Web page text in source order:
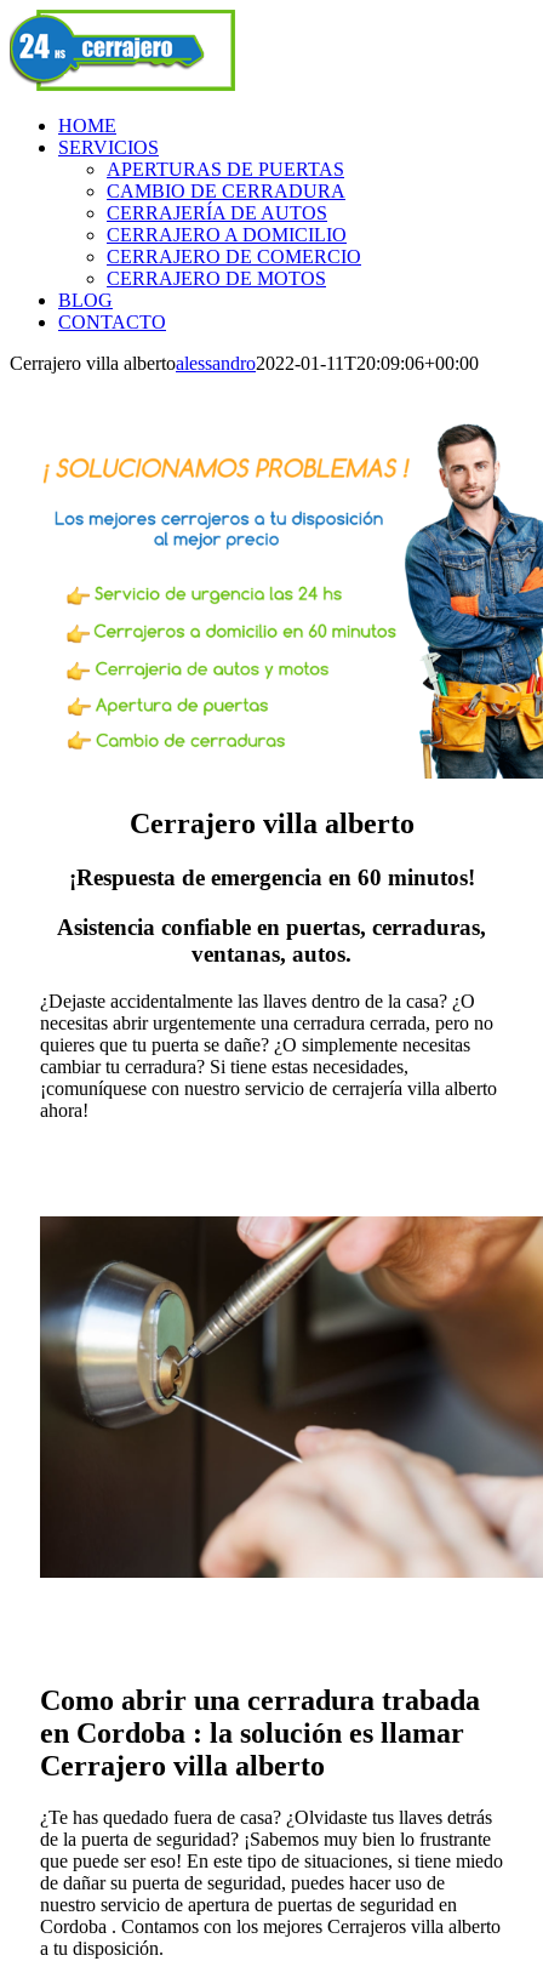
Skip
to
content
Facebook
HOME
SERVICIOS
APERTURAS DE PUERTAS
CAMBIO DE CERRADURA
CERRAJERÍA DE AUTOS
CERRAJERO A DOMICILIO
CERRAJERO DE COMERCIO
CERRAJERO DE MOTOS
BLOG
CONTACTO
Cerrajero villa albertoalessandro2022-01-11T20:09:06+00:00
Cerrajero villa alberto
¡Respuesta de emergencia en 60 minutos!
Asistencia confiable en puertas, cerraduras,
ventanas, autos.
¿Dejaste accidentalmente las llaves dentro de la casa? ¿O
necesitas abrir urgentemente una cerradura cerrada, pero no
quieres que tu puerta se dañe? ¿O simplemente necesitas
cambiar tu cerradura? Si tiene estas necesidades,
¡comuníquese con nuestro servicio de cerrajería villa alberto
ahora!
Como abrir una cerradura trabada
en Cordoba : la solución es llamar
Cerrajero villa alberto
¿Te has quedado fuera de casa? ¿Olvidaste tus llaves detrás
de la puerta de seguridad? ¡Sabemos muy bien lo frustrante
que puede ser eso! En este tipo de situaciones, si tiene miedo
de dañar su puerta de seguridad, puedes hacer uso de
nuestro servicio de apertura de puertas de seguridad en
Cordoba . Contamos con los mejores Cerrajeros villa alberto
a tu disposición.